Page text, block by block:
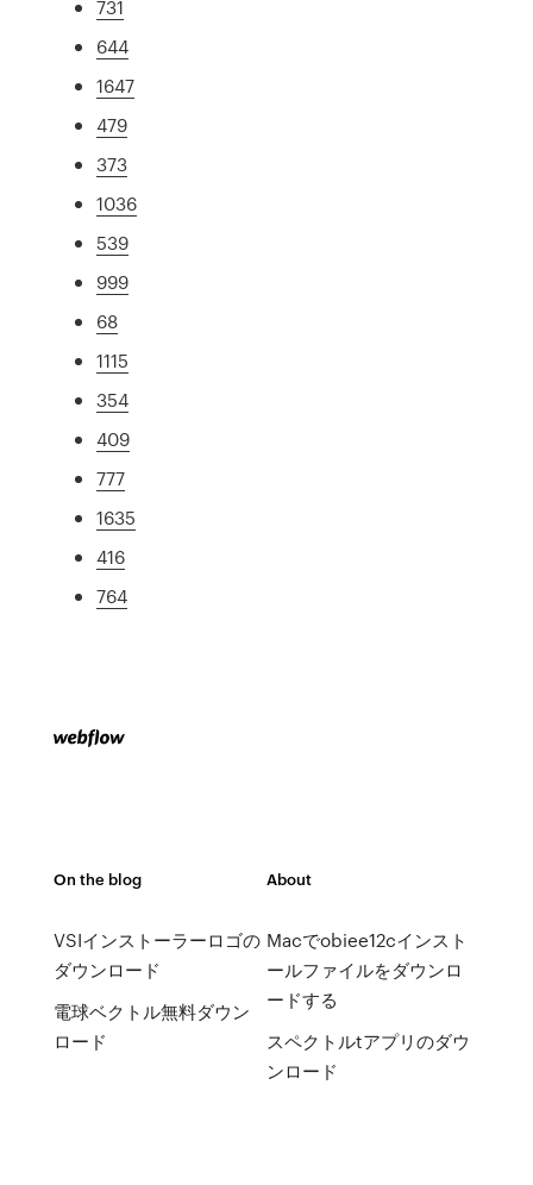
731
644
1647
479
373
1036
539
999
68
1115
354
409
777
1635
416
764
On the blog
VSIインストーラーロゴの
ダウンロード
電球ベクトル無料ダウン
ロード
About
Macでobiee12cインスト
ールファイルをダウンロ
ードする
スペクトルtアプリのダウ
ンロード